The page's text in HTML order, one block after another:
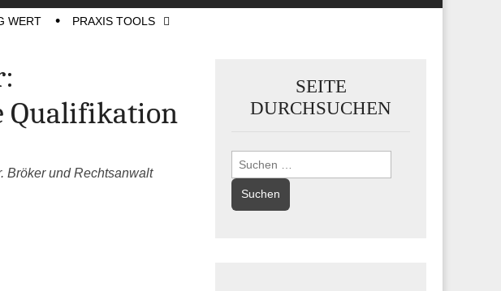
WERT PRAXIS TOOLS
Qualifikation
Bröker und Rechtsanwalt
SEITE
DURCHSUCHEN
Suchen
nach: